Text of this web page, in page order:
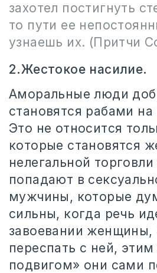
захотел постигнуть
то пути ее
узнаешь их. (Притчи
2.Жестокое насилие.
Аморальные люди
становятся рабами
Это не относится
которые становятся
нелегальной
попадают в
мужчины, которые
сильны, когда речь
завоевании женщины,
переспать с ней,
подвигом» они сами